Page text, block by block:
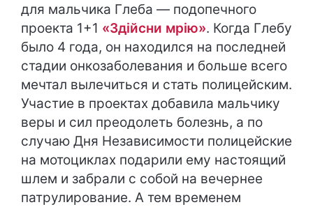
для мальчика Глеба — подопечного
проекта 1+1 «Здійсни мрію». Когда Глебу
было 4 года, он находился на последней
стадии онкозаболевания и больше всего
мечтал вылечиться и стать полицейским.
Участие в проектах добавила мальчику
веры и сил преодолеть болезнь, а по
случаю Дня Независимости полицейские
на мотоциклах подарили ему настоящий
шлем и забрали с собой на вечернее
патрулирование. А тем временем